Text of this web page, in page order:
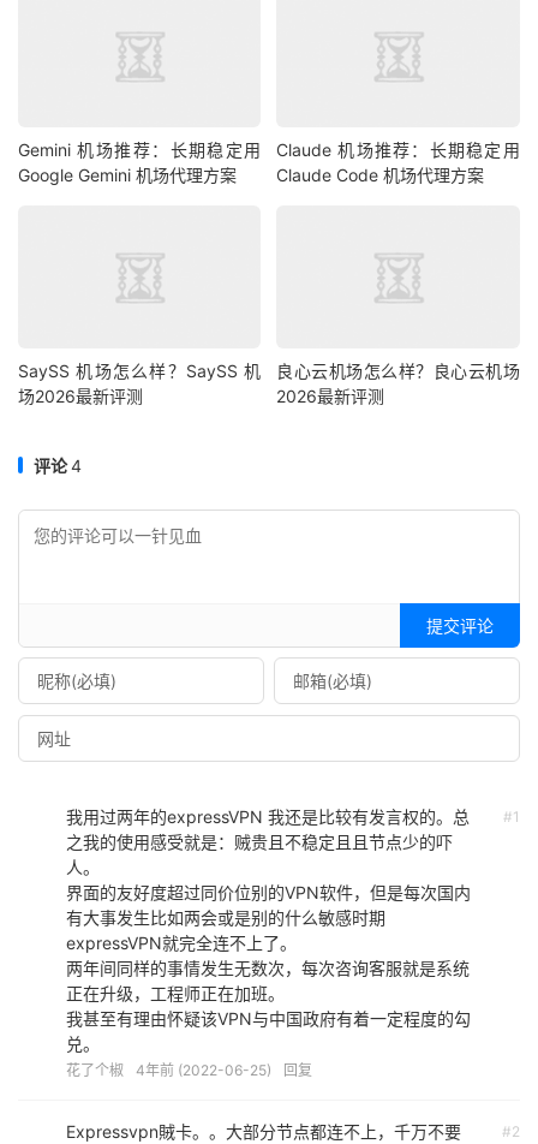
Gemini 机场推荐：长期稳定用
Google Gemini 机场代理方案
Claude 机场推荐：长期稳定用
Claude Code 机场代理方案
SaySS 机场怎么样？SaySS 机
场2026最新评测
良心云机场怎么样？良心云机场
2026最新评测
评论4
提交评论
#1
我用过两年的expressVPN 我还是比较有发言权的。总
之我的使用感受就是：贼贵且不稳定且且节点少的吓
人。
界面的友好度超过同价位别的VPN软件，但是每次国内
有大事发生比如两会或是别的什么敏感时期
expressVPN就完全连不上了。
两年间同样的事情发生无数次，每次咨询客服就是系统
正在升级，工程师正在加班。
我甚至有理由怀疑该VPN与中国政府有着一定程度的勾
兑。
花了个椒 4年前 (2022-06-25) 回复
#2
Expressvpn賊卡。。大部分节点都连不上，千万不要